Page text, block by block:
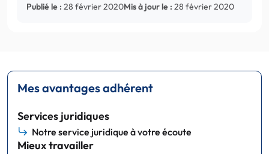
Publié le : 28 février 2020Mis à jour le : 28 février 2020
Mes avantages adhérent
Services juridiques
Notre service juridique à votre écoute
Mieux travailler